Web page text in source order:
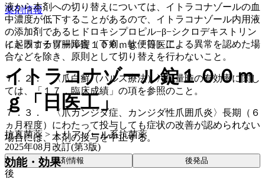
液から本剤への切り替えについては、イトラコナゾールの血
中濃度が低下することがあるので、イトラコナゾール内用液
の添加剤であるヒドロキシプロピル−β−シクロデキストリン
に起因する胃腸障害（下痢、軟便等）による異常を認めた場
合などを除き、原則として切り替えを行わないこと。
７．２． 〈爪白癬（パルス療法）〉減量時の有効率に関し
ては、「１７．臨床成績」の項を参照のこと。
７．３． 〈爪カンジダ症、カンジダ性爪囲爪炎〉長期（６
ヵ月程度）にわたって投与しても症状の改善が認められない
場合には、本剤の投与を中止する。
効能・効果
薬剤情報
イトラコナゾール錠１００ｍｇ「日医工」
イトラコナゾール錠１００ｍ
ｇ「日医工」
抗真菌薬 > トリアゾール系抗菌薬
2025年08月改訂(第3版)
薬剤情報 後発品
後